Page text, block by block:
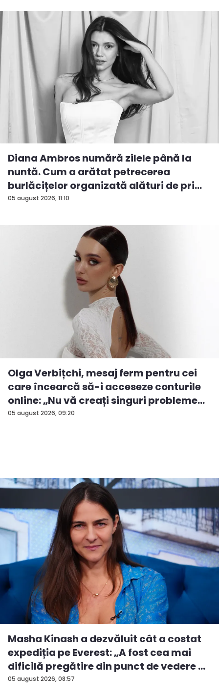
05 august 2026, 11:10
Diana Ambros numără zilele până la
nuntă. Cum a arătat petrecerea
burlăcițelor organizată alături de pri...
05 august 2026, 09:20
Olga Verbițchi, mesaj ferm pentru cei
care încearcă să-i acceseze conturile
online: „Nu vă creați singuri probleme...
05 august 2026, 08:57
Masha Kinash a dezvăluit cât a costat
expediția pe Everest: „A fost cea mai
dificilă pregătire din punct de vedere ...